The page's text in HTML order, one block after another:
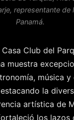
representante de
Panamá.
Club del
muestra
música y
la
artística de
los lazos